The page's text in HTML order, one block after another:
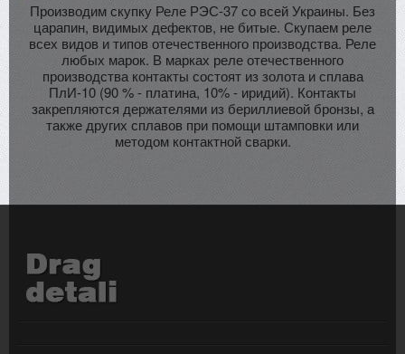
Производим скупку Реле РЭС-37 со всей Украины. Без
царапин, видимых дефектов, не битые. Скупаем реле
всех видов и типов отечественного производства. Реле
любых марок. В марках реле отечественного
производства контакты состоят из золота и сплава
ПлИ-10 (90 % - платина, 10% - иридий). Контакты
закрепляются держателями из бериллиевой бронзы, а
также других сплавов при помощи штамповки или
методом контактной сварки.